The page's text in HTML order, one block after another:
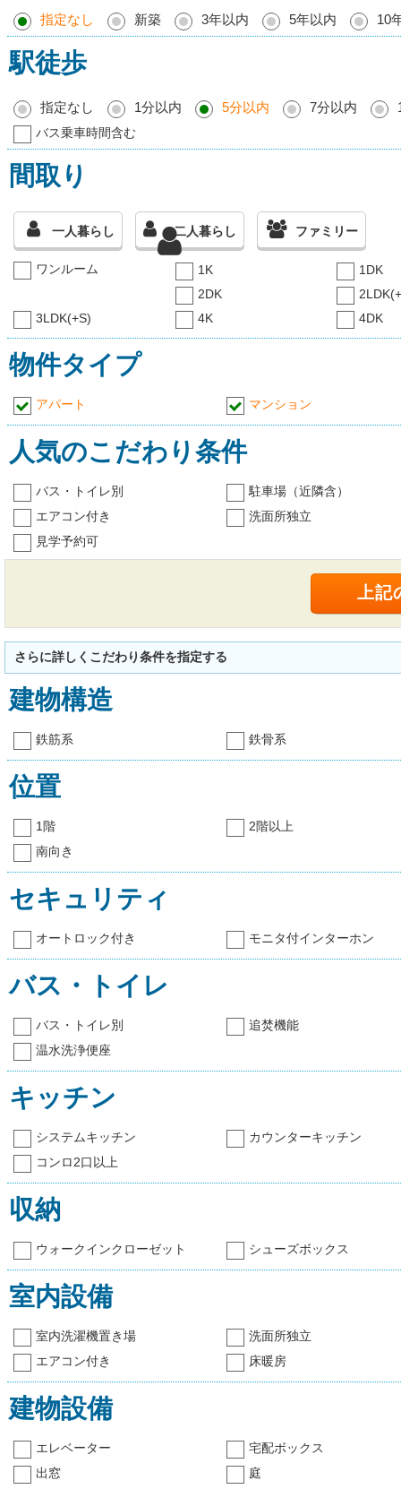
指定なし 新築 3年以内 5年以内 10
駅徒歩
指定なし 1分以内 5分以内 7分以内
バス乗車時間含む
間取り
一人暮らし 二人暮らし ファミリー
ワンルーム 1K
1DK
2DK
3LDK(+S)
4K 4DK
物件タイプ
アパート マンション
人気のこだわり条件
バス・トイレ別
駐車場（近隣含）
エアコン付き
洗面所独立
見学予約可
さらに詳しくこだわり条件を指定する
建物構造
鉄筋系 鉄骨系
位置
1階
2階以上
南向き
セキュリティ
オートロック付き モニタ付インターホン
バス・トイレ
バス・トイレ別
追焚機能
温水洗浄便座
キッチン
システムキッチン
カウンターキッチン
コンロ2口以上
収納
ウォークインクローゼット シューズボックス
室内設備
室内洗濯機置き場
洗面所独立
エアコン付き
床暖房
建物設備
エレベーター
宅配ボックス
出窓
庭